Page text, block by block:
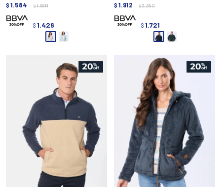
$ 1.584 $ 1.980
$ 1.426
$ 1.912 $ 2.390
$ 1.721